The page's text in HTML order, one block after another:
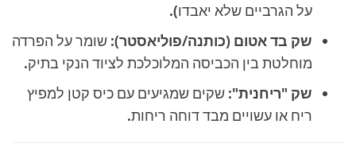
על הגרביים שלא יאבדו).
שק בד אטום (כותנה/פוליאסטר): שומר על הפרדה
מוחלטת בין הכביסה המלוכלכת לציוד הנקי בתיק.
שק "ריחנית": שקים שמגיעים עם כיס קטן למפיץ
ריח או עשויים מבד דוחה ריחות.